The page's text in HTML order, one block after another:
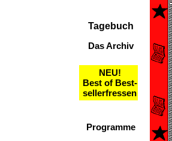
Tagebuch
Das Archiv
NEU!
Best of Best-
sellerfressen
Programme